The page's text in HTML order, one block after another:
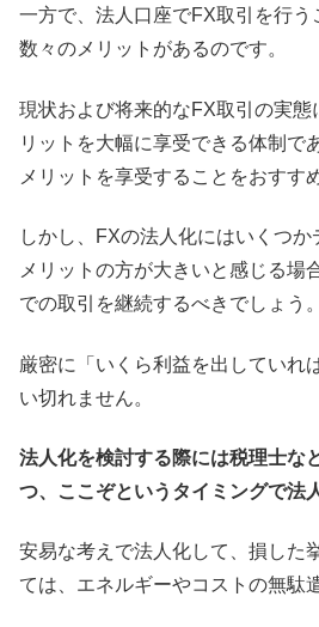
一方で、法人口座でFX取引を行う
数々のメリットがあるのです。
現状および将来的なFX取引の実態
リットを大幅に享受できる体制で
メリットを享受することをおすす
しかし、FXの法人化にはいくつ
メリットの方が大きいと感じる場
での取引を継続するべきでしょう。
厳密に「いくら利益を出していれ
い切れません。
法人化を検討する際には税理士な
つ、ここぞというタイミングで法
安易な考えで法人化して、損した
ては、エネルギーやコストの無駄